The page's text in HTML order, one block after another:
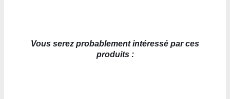
Vous serez probablement intéressé par ces
produits :